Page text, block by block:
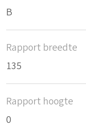
B
Rapport breedte
135
Rapport hoogte
0